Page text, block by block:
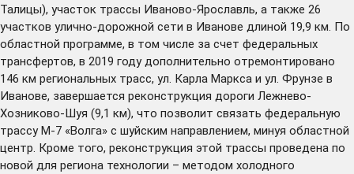
Талицы), участок трассы Иваново-Ярославль, а также 26
участков улично-дорожной сети в Иванове длиной 19,9 км. По
областной программе, в том числе за счет федеральных
трансфертов, в 2019 году дополнительно отремонтировано
146 км региональных трасс, ул. Карла Маркса и ул. Фрунзе в
Иванове, завершается реконструкция дороги Лежнево-
Хозниково-Шуя (9,1 км), что позволит связать федеральную
трассу М-7 «Волга» с шуйским направлением, минуя областной
центр. Кроме того, реконструкция этой трассы проведена по
новой для региона технологии – методом холодного